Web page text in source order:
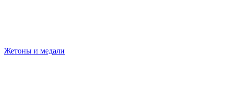
Жетоны и медали